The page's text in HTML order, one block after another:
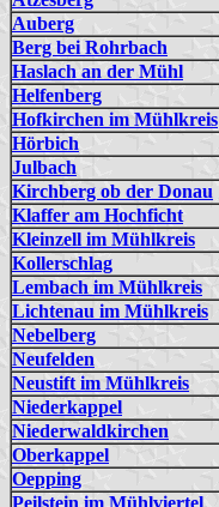
Auberg
Berg bei Rohrbach
Haslach an der Mühl
Helfenberg
Hofkirchen im Mühlkreis
Hörbich
Julbach
Kirchberg ob der Donau
Klaffer am Hochficht
Kleinzell im Mühlkreis
Kollerschlag
Lembach im Mühlkreis
Lichtenau im Mühlkreis
Nebelberg
Neufelden
Neustift im Mühlkreis
Niederkappel
Niederwaldkirchen
Oberkappel
Oepping
Peilstein im Mühlviertel